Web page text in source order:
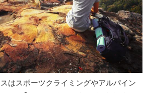
はスポーツクライミングやアルパイン